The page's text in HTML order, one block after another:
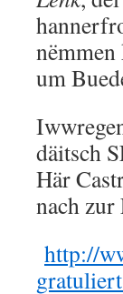
nëmmen
um
däitsch
Här
nach
http://